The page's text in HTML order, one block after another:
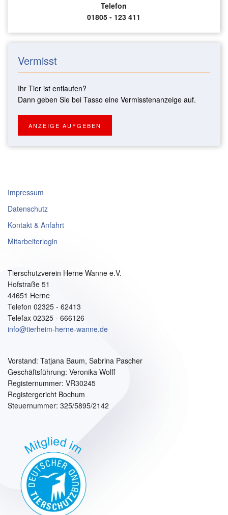
Telefon
01805 - 123 411
Vermisst
Ihr Tier ist entlaufen?
Dann geben Sie bei Tasso eine Vermisstenanzeige auf.
ANZEIGE AUFGEBEN
Impressum
Datenschutz
Kontakt & Anfahrt
Mitarbeiterlogin
Tierschutzverein Herne Wanne e.V.
Hofstraße 51
44651 Herne
Telefon 02325 - 62413
Telefax 02325 - 666126
info@tierheim-herne-wanne.de
Vorstand: Tatjana Baum, Sabrina Pascher
Geschäftsführung: Veronika Wolff
Registernummer: VR30245
Registergericht Bochum
Steuernummer: 325/5895/2142